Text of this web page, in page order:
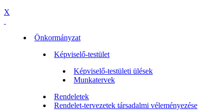
X
Önkormányzat
Képviselő-testület
Képviselő-testületi ülések
Munkatervek
Rendeletek
Rendelet-tervezetek társadalmi véleményezése